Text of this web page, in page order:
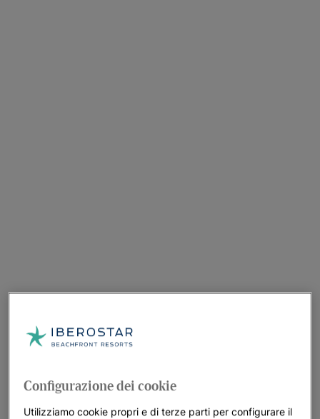
Configurazione dei cookie
Utilizziamo cookie propri e di terze parti per configurare il